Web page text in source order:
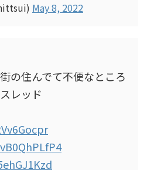
May 8, 2022
の住んでて不便なところ
レッド